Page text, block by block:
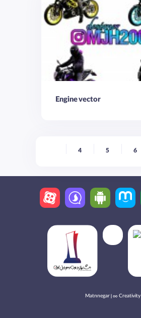
Engine vector
4 5 6
Matnnegar | ∞ Creativity